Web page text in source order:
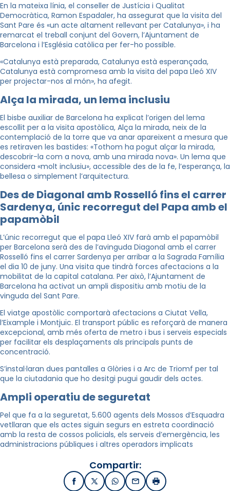
En la mateixa línia, el conseller de Justícia i Qualitat
Democràtica, Ramon Espadaler, ha assegurat que la visita del
Sant Pare és «un acte altament rellevant per Catalunya», i ha
remarcat el treball conjunt del Govern, l’Ajuntament de
Barcelona i l’Església catòlica per fer-ho possible.
«Catalunya està preparada, Catalunya està esperançada,
Catalunya està compromesa amb la visita del papa Lleó XIV
per projectar-nos al món», ha afegit.
Alça la mirada, un lema inclusiu
El bisbe auxiliar de Barcelona ha explicat l’origen del lema
escollit per a la visita apostòlica, Alça la mirada, neix de la
contemplació de la torre que va anar apareixent a mesura que
es retiraven les bastides: «Tothom ha pogut alçar la mirada,
descobrir-la com a nova, amb una mirada nova». Un lema que
considera «molt inclusiu», accessible des de la fe, l’esperança, la
bellesa o simplement l’arquitectura.
Des de Diagonal amb Rosselló fins el carrer
Sardenya, únic recorregut del Papa amb el
papamòbil
L’únic recorregut que el papa Lleó XIV farà amb el papamòbil
per Barcelona serà des de l’avinguda Diagonal amb el carrer
Rosselló fins el carrer Sardenya per arribar a la Sagrada Família
el dia 10 de juny. Una visita que tindrà forces afectacions a la
mobilitat de la capital catalana. Per això, l’Ajuntament de
Barcelona ha activat un ampli dispositiu amb motiu de la
vinguda del Sant Pare.
El viatge apostòlic comportarà afectacions a Ciutat Vella,
l’Eixample i Montjuïc. El transport públic es reforçarà de manera
excepcional, amb més oferta de metro i bus i serveis especials
per facilitar els desplaçaments als principals punts de
concentració.
S’instal·laran dues pantalles a Glòries i a Arc de Triomf per tal
que la ciutadania que ho desitgi pugui gaudir dels actes.
Ampli operatiu de seguretat
Pel que fa a la seguretat, 5.600 agents dels Mossos d’Esquadra
vetllaran que els actes siguin segurs en estreta coordinació
amb la resta de cossos policials, els serveis d’emergència, les
administracions públiques i altres operadors implicats
Compartir:
FacebookX / TwitterWhatsApp
EmailImprimir